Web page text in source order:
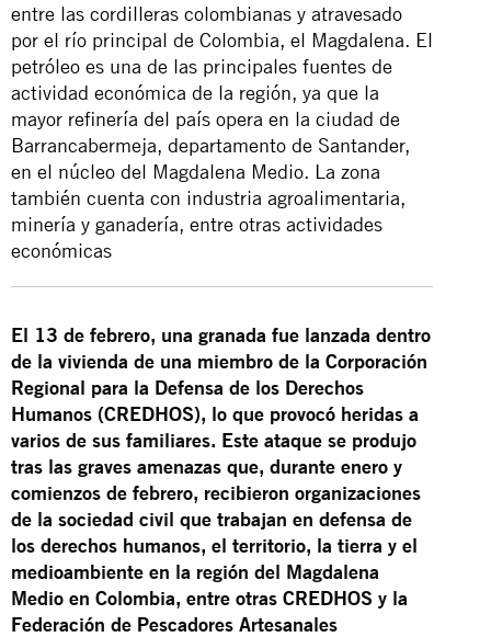
entre las cordilleras colombianas y atravesado
por el río principal de Colombia, el Magdalena. El
petróleo es una de las principales fuentes de
actividad económica de la región, ya que la
mayor refinería del país opera en la ciudad de
Barrancabermeja, departamento de Santander,
en el núcleo del Magdalena Medio. La zona
también cuenta con industria agroalimentaria,
minería y ganadería, entre otras actividades
económicas
El 13 de febrero, una granada fue lanzada dentro
de la vivienda de una miembro de la Corporación
Regional para la Defensa de los Derechos
Humanos (CREDHOS), lo que provocó heridas a
varios de sus familiares. Este ataque se produjo
tras las graves amenazas que, durante enero y
comienzos de febrero, recibieron organizaciones
de la sociedad civil que trabajan en defensa de
los derechos humanos, el territorio, la tierra y el
medioambiente en la región del Magdalena
Medio en Colombia, entre otras CREDHOS y la
Federación de Pescadores Artesanales